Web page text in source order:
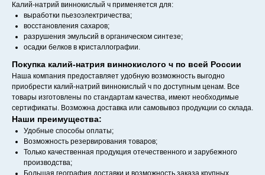
Калий-натрий виннокислый ч применяется для:
выработки пьезоэлектричества;
восстановления сахаров;
разрушения эмульсий в органическом синтезе;
осадки белков в кристаллографии.
Покупка калий-натрия виннокислого ч по всей России
Наша компания предоставляет удобную возможность выгодно
приобрести калий-натрий виннокислый ч по доступным ценам. Все
товары изготовлены по стандартам качества, имеют необходимые
сертификаты. Возможна доставка или самовывоз продукции со склада.
Наши преимущества:
Удобные способы оплаты;
Возможность резервирования товаров;
Только качественная продукция отечественного и зарубежного
производства;
Большая география доставки и возможность заказа крупных